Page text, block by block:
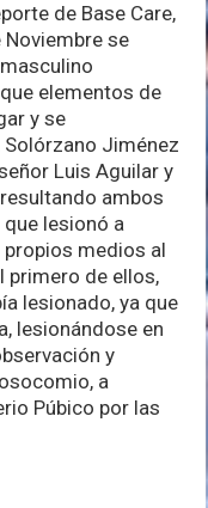
de Base Care,
se
elementos de
y se
Jiménez
Luis Aguilar y
ambos
lesionó a
medios al
primero de ellos,
lesionado, ya que
lesionándose en
y
a
Púbico por las